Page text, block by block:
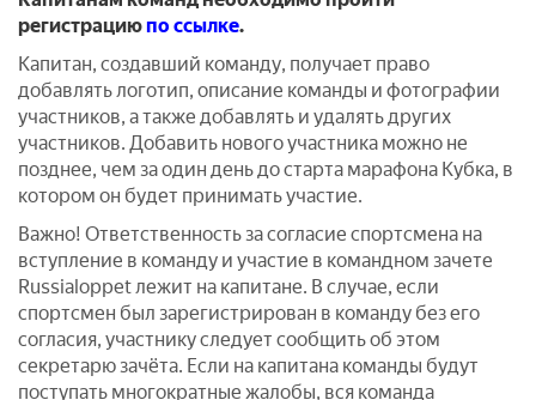
регистрациюпо ссылке.
Капитан, создавший команду, получает право
добавлять логотип, описание команды и фотографии
участников, а также добавлять и удалять других
участников. Добавить нового участника можно не
позднее, чем за один день до старта марафона Кубка, в
котором он будет принимать участие.
Важно! Ответственность за согласие спортсмена на
вступление в команду и участие в командном зачете
Russialoppet лежит на капитане. В случае, если
спортсмен был зарегистрирован в команду без его
согласия, участнику следует сообщить об этом
секретарю зачёта. Если на капитана команды будут
поступать многократные жалобы, вся команда